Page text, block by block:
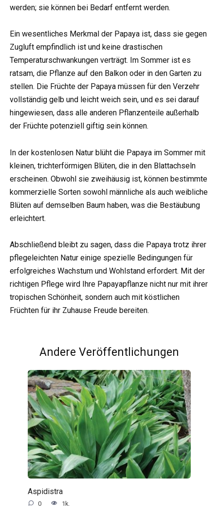
werden; sie können bei Bedarf entfernt werden.
Ein wesentliches Merkmal der Papaya ist, dass sie gegen
Zugluft empfindlich ist und keine drastischen
Temperaturschwankungen verträgt. Im Sommer ist es
ratsam, die Pflanze auf den Balkon oder in den Garten zu
stellen. Die Früchte der Papaya müssen für den Verzehr
vollständig gelb und leicht weich sein, und es sei darauf
hingewiesen, dass alle anderen Pflanzenteile außerhalb
der Früchte potenziell giftig sein können.
In der kostenlosen Natur blüht die Papaya im Sommer mit
kleinen, trichterförmigen Blüten, die in den Blattachseln
erscheinen. Obwohl sie zweihäusig ist, können bestimmte
kommerzielle Sorten sowohl männliche als auch weibliche
Blüten auf demselben Baum haben, was die Bestäubung
erleichtert.
Abschließend bleibt zu sagen, dass die Papaya trotz ihrer
pflegeleichten Natur einige spezielle Bedingungen für
erfolgreiches Wachstum und Wohlstand erfordert. Mit der
richtigen Pflege wird Ihre Papayapflanze nicht nur mit ihrer
tropischen Schönheit, sondern auch mit köstlichen
Früchten für ihr Zuhause Freude bereiten.
Andere Veröffentlichungen
Aspidistra
0 1k.